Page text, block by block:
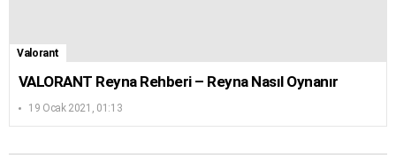
Valorant
VALORANT Reyna Rehberi – Reyna Nasıl Oynanır
19 Ocak 2021, 01:13